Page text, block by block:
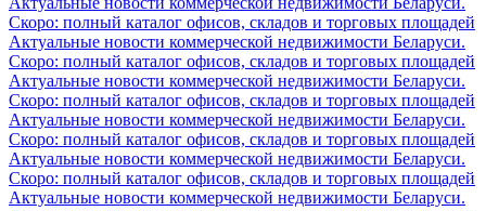
Скоро: полный каталог офисов, складов и торговых площадей
Актуальные новости коммерческой недвижимости Беларуси.
Скоро: полный каталог офисов, складов и торговых площадей
Актуальные новости коммерческой недвижимости Беларуси.
Скоро: полный каталог офисов, складов и торговых площадей
Актуальные новости коммерческой недвижимости Беларуси.
Скоро: полный каталог офисов, складов и торговых площадей
Актуальные новости коммерческой недвижимости Беларуси.
Скоро: полный каталог офисов, складов и торговых площадей
Актуальные новости коммерческой недвижимости Беларуси.